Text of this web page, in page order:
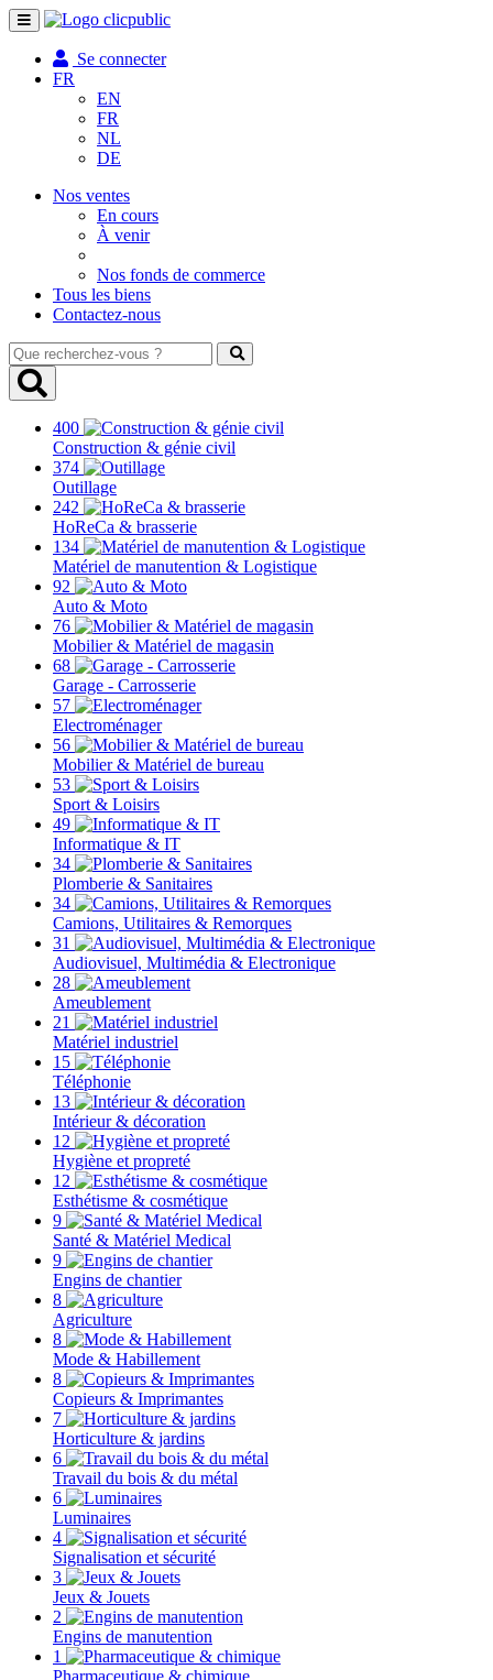
Toggle
navigation
Se connecter
FR
EN
FR
NL
DE
Nos ventes
En cours
À venir
Nos fonds de commerce
Tous les biens
Contactez-nous
Que
recherchez-
vous
400
Construction & génie civil
374
Outillage
242
HoReCa & brasserie
134
Matériel de manutention & Logistique
92
Auto & Moto
76
Mobilier & Matériel de magasin
68
Garage - Carrosserie
57
Electroménager
56
Mobilier & Matériel de bureau
53
Sport & Loisirs
49
Informatique & IT
34
Plomberie & Sanitaires
34
Camions, Utilitaires & Remorques
31
Audiovisuel, Multimédia & Electronique
28
Ameublement
21
Matériel industriel
15
Téléphonie
13
Intérieur & décoration
12
Hygiène et propreté
12
Esthétisme & cosmétique
9
Santé & Matériel Medical
9
Engins de chantier
8
Agriculture
8
Mode & Habillement
8
Copieurs & Imprimantes
7
Horticulture & jardins
6
Travail du bois & du métal
6
Luminaires
4
Signalisation et sécurité
3
Jeux & Jouets
2
Engins de manutention
1
Pharmaceutique & chimique